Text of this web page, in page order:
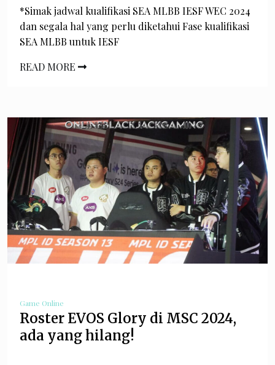
*Simak jadwal kualifikasi SEA MLBB IESF WEC 2024
dan segala hal yang perlu diketahui Fase kualifikasi
SEA MLBB untuk IESF
READ MORE
Game Online
Roster EVOS Glory di MSC 2024,
ada yang hilang!